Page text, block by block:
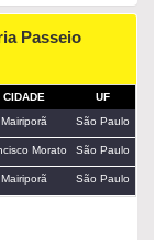
Passeio
CIDADE UF
Mairiporã São Paulo
Morato São Paulo
Mairiporã São Paulo